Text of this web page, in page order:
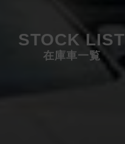
STOCK LIST
在庫車一覧